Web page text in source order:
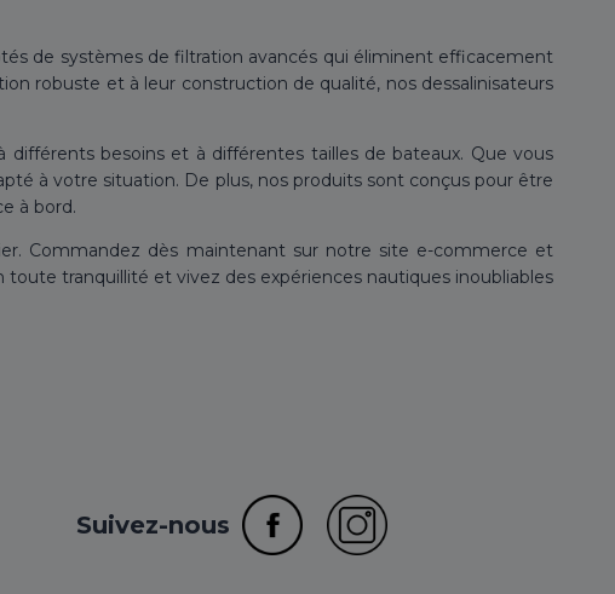
de systèmes de filtration avancés qui éliminent efficacement
robuste et à leur construction de qualité, nos dessalinisateurs
besoins et à différentes tailles de bateaux. Que vous
à votre situation. De plus, nos produits sont conçus pour être
à bord.
Commandez dès maintenant sur notre site e-commerce et
tranquillité et vivez des expériences nautiques inoubliables
Suivez-nous